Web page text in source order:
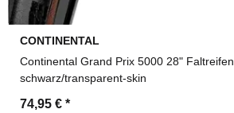
CONTINENTAL
Continental Grand Prix 5000 28" Faltreifen
schwarz/transparent-skin
74,95 € *